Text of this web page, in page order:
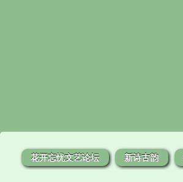
花开忘忧文艺论坛 新诗古韵